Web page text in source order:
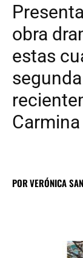
obra
estas
PORVERÓNICA